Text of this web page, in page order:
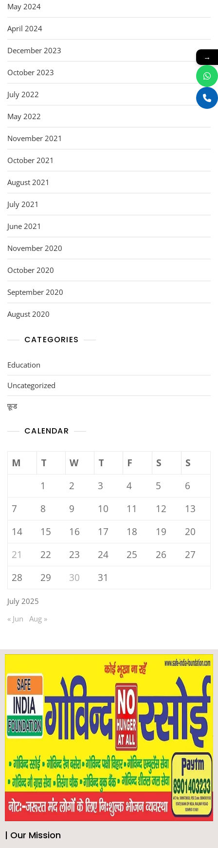
May 2024
April 2024
December 2023
October 2023
July 2022
May 2022
November 2021
October 2021
August 2021
July 2021
June 2021
November 2020
October 2020
September 2020
August 2020
CATEGORIES
Education
Uncategorized
फ़ूड
CALENDAR
July 2025
M T W T F S
S
1
2 3 4 5
6
7
8 9 10 11 12
13
14
15 16 17 18 19
20
21
22 23 24 25 26
27
28
29 30 31
« Jun Aug »
| Our Mission
→